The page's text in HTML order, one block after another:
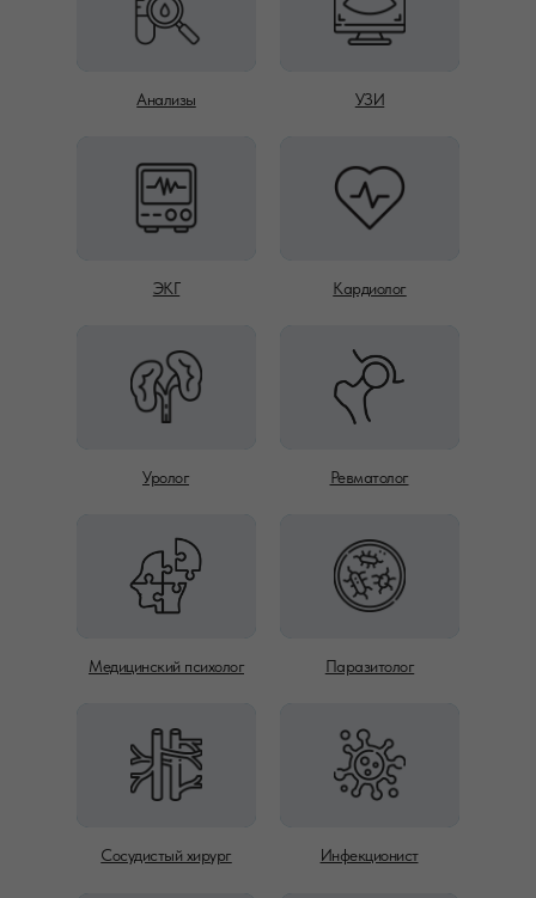
Уролог
Кардиолог
ЭКГ
УЗИ
Анализы
Инфекционист
Сосудистый хирург
Паразитолог
Медицинский психолог
Ревматолог